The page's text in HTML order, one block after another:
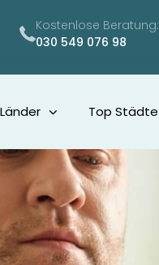
Kostenlose Beratung:
030 549 076 98
Top Städte